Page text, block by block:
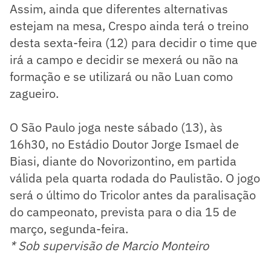
Assim, ainda que diferentes alternativas
estejam na mesa, Crespo ainda terá o treino
desta sexta-feira (12) para decidir o time que
irá a campo e decidir se mexerá ou não na
formação e se utilizará ou não Luan como
zagueiro.
O São Paulo joga neste sábado (13), às
16h30, no Estádio Doutor Jorge Ismael de
Biasi, diante do Novorizontino, em partida
válida pela quarta rodada do Paulistão. O jogo
será o último do Tricolor antes da paralisação
do campeonato, prevista para o dia 15 de
março, segunda-feira.
* Sob supervisão de Marcio Monteiro